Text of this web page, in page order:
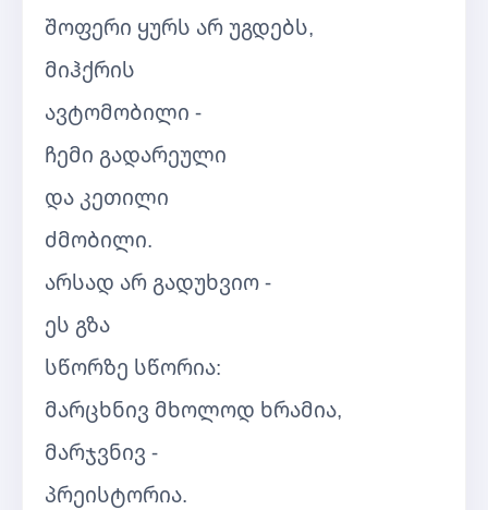
შოფერი ყურს არ უგდებს,
მიჰქრის
ავტომობილი -
ჩემი გადარეული
და კეთილი
ძმობილი.
არსად არ გადუხვიო -
ეს გზა
სწორზე სწორია:
მარცხნივ მხოლოდ ხრამია,
მარჯვნივ -
პრეისტორია.